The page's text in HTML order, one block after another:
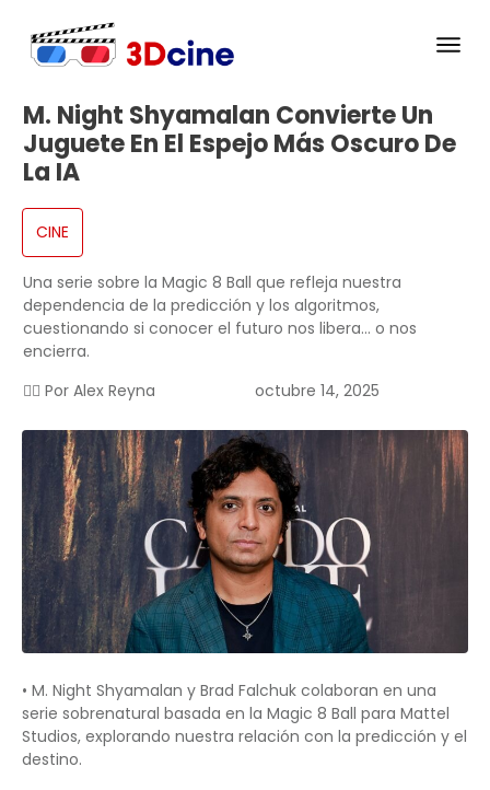
M. Night Shyamalan Convierte Un
Juguete En El Espejo Más Oscuro De
La IA
CINE
Una serie sobre la Magic 8 Ball que refleja nuestra
dependencia de la predicción y los algoritmos,
cuestionando si conocer el futuro nos libera… o nos
encierra.
✍🏻 Por Alex Reyna octubre 14, 2025
• M. Night Shyamalan y Brad Falchuk colaboran en una
serie sobrenatural basada en la Magic 8 Ball para Mattel
Studios, explorando nuestra relación con la predicción y el
destino.